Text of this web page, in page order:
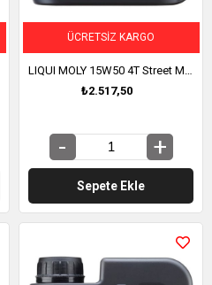
LIQUI MOLY 15W50 4T Street Motosiklet Motor Yağı 4 Litre (1689)
₺2.517,50
Sepete Ekle
ÜCRETSIZ KARGO